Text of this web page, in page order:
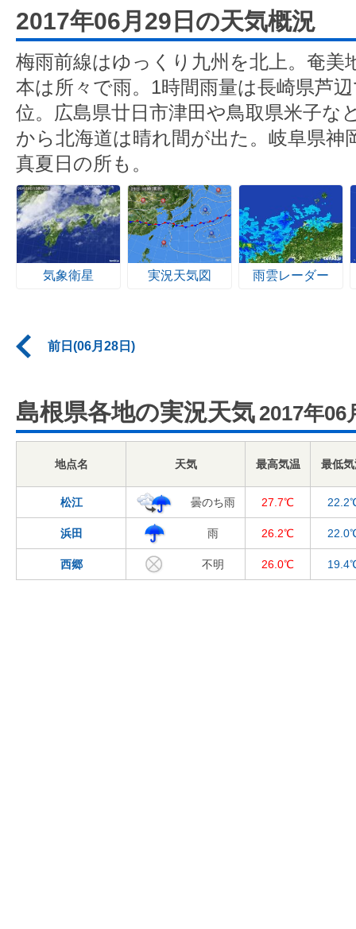
2017年06月29日の天気概況
梅雨前線はゆっくり九州を北上。奄美
本は所々で雨。1時間雨量は長崎県芦
位。広島県廿日市津田や鳥取県米子な
から北海道は晴れ間が出た。岐阜県神
真夏日の所も。
気象衛星 実況天気図 雨雲レーダー
前日(06月28日)
島根県各地の実況天気 2017年06
地点名 天気 最高気温 最低
松江 曇のち雨 27.7℃
浜田 雨 26.2℃
西郷 不明 26.0℃